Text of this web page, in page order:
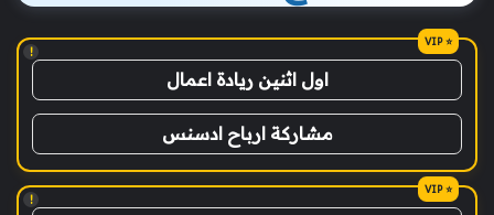
!
اول اثنين ريادة اعمال
مشاركة ارباح ادسنس
!